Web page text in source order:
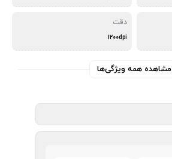
دقت
1200dpi
مشاهده همه ویژگی‌ها